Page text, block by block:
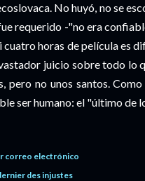
No huyó, no se
requerido -"no era
cuatro horas de película es
juicio sobre todo lo
pero no unos santos.
ser humano: el "último de
correo electrónico
des injustes